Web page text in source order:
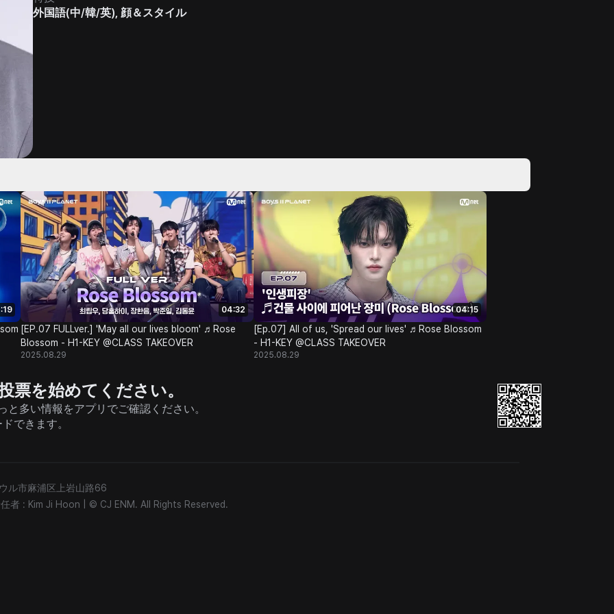
外国語(中/韓/英), 顔＆スタイル
04:32
[EP.07 FULLver.] 'May all our lives bloom' ♬Rose
Blossom - H1-KEY @CLASS TAKEOVER
2025.08.29
04:15
[Ep.07] All of us, 'Spread our lives' ♬Rose Blossom
- H1-KEY @CLASS TAKEOVER
2025.08.29
票を始めてください。
多い情報をアプリでご確認ください。
できます。
ル市麻浦区上岩山路66
者 : Kim Ji Hoon
© CJ ENM. All Rights Reserved.